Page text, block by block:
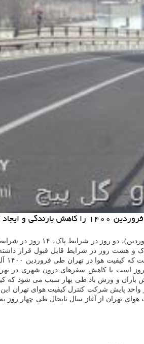
برشمرد.
در پایتخت از آغاز
که طی همین بازه زمانی پارسال کیفیت هوای تهران ۱۲ روز در شرایط
نوروز است با کاهش سفرهای درون شهری در
و وزش باد طی بهار سبب می شود که
پایش شرکت کنترل کیفیت هوای تهران